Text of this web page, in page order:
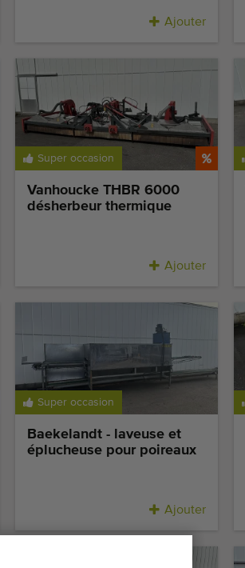
Ajouter
Super occasion
Vanhoucke THBR 6000
désherbeur thermique
Ajouter
Super occasion
Baekelandt - laveuse et
éplucheuse pour poireaux
Ajouter